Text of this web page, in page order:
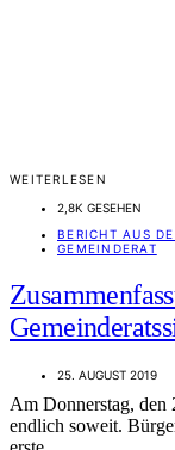
WEITERLESEN
2,8K GESEHEN
BERICHT AUS
GEMEINDERAT
25. AUGUST 2019
Am Donnerstag, den
endlich soweit.